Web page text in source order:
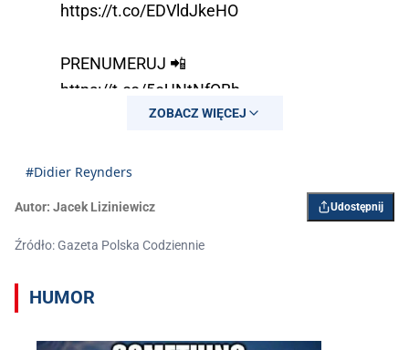
https://t.co/EDVldJkeHO
PRENUMERUJ 📲
https://t.co/5oUNtNfQBb
pic.twitter.com/HHanoXwg4a
December 5, 2024
ZOBACZ WIĘCEJ
#Didier Reynders
Autor: Jacek Liziniewicz Udostępnij
Źródło: Gazeta Polska Codziennie
HUMOR